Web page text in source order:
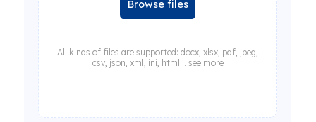
Browse files
All kinds of files are supported: docx, xlsx, pdf, jpeg,
csv, json, xml, ini, html... see more